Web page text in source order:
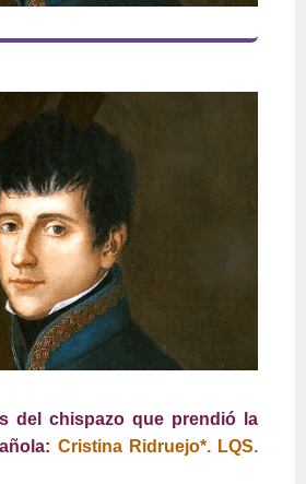
del chispazo que prendió la
Cristina Ridruejo*. LQS.